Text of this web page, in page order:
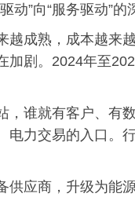
动”向“服务驱动”的
越成熟，成本越来
剧。2024年至
，谁就有客户、有
力交易的入口。
供应商，升级为能